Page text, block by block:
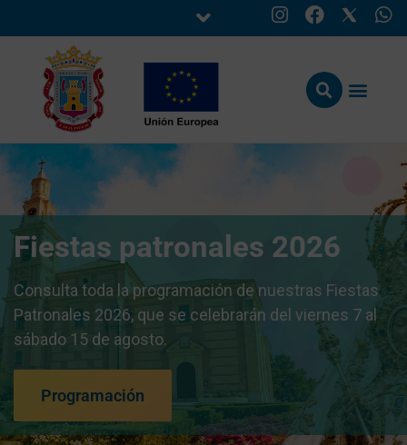
Fiestas patronales 2026
Consulta toda la programación de nuestras Fiestas
Patronales 2026, que se celebrarán del viernes 7 al
sábado 15 de agosto.
Programación